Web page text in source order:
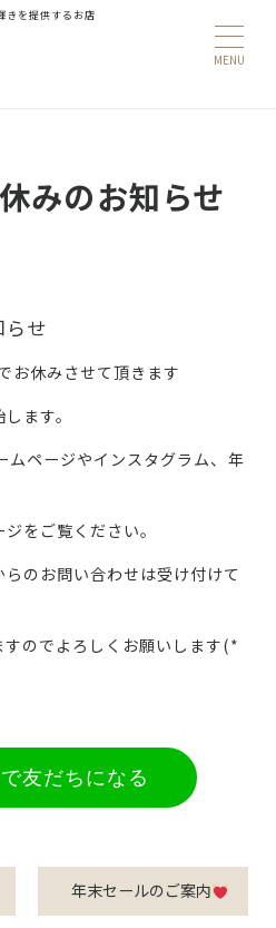
きを提供するお店
みのお知らせ
らせ
お休みさせて頂きます
ます。
ムページやインスタグラム、年
をご覧ください。
のお問い合わせは受け付けて
のでよろしくお願いします(*
友だちになる
年末セールのご案内